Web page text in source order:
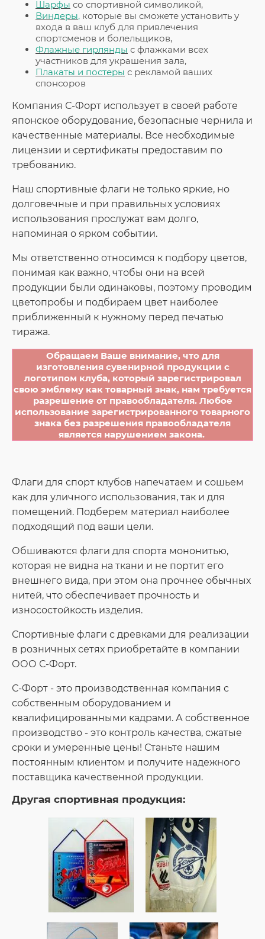
Шарфы со спортивной символикой,
Виндеры, которые вы сможете установить у
входа в ваш клуб для привлечения
спортсменов и болельщиков,
Флажные гирлянды с флажками всех
участников для украшения зала,
Плакаты и постеры с рекламой ваших
спонсоров
Компания С-Форт использует в своей работе
японское оборудование, безопасные чернила и
качественные материалы. Все необходимые
лицензии и сертификаты предоставим по
требованию.
Наш спортивные флаги не только яркие, но
долговечные и при правильных условиях
использования прослужат вам долго,
напоминая о ярком событии.
Мы ответственно относимся к подбору цветов,
понимая как важно, чтобы они на всей
продукции были одинаковы, поэтому проводим
цветопробы и подбираем цвет наиболее
приближенный к нужному перед печатью
тиража.
Обращаем Ваше внимание, что для
изготовления сувенирной продукции с
логотипом клуба, который зарегистрировал
свою эмблему как товарный знак, нам требуется
разрешение от правообладателя. Любое
использование зарегистрированного товарного
знака без разрешения правообладателя
является нарушением закона.
Флаги для спорт клубов напечатаем и сошьем
как для уличного использования, так и для
помещений. Подберем материал наиболее
подходящий под ваши цели.
Обшиваются флаги для спорта мононитью,
которая не видна на ткани и не портит его
внешнего вида, при этом она прочнее обычных
нитей, что обеспечивает прочность и
износостойкость изделия.
Спортивные флаги с древками для реализации
в розничных сетях приобретайте в компании
ООО С-Форт.
С-Форт - это производственная компания с
собственным оборудованием и
квалифицированными кадрами. А собственное
производство - это контроль качества, сжатые
сроки и умеренные цены! Станьте нашим
постоянным клиентом и получите надежного
поставщика качественной продукции.
Другая спортивная продукция: